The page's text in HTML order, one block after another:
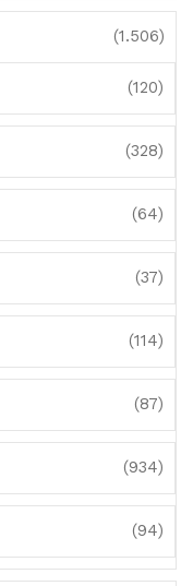
(1.506)
(120)
(328)
(64)
(37)
(114)
(87)
(934)
(94)